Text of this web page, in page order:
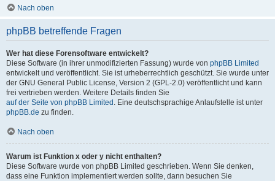
Nach oben
phpBB betreffende Fragen
Wer hat diese Forensoftware entwickelt?
Diese Software (in ihrer unmodifizierten Fassung) wurde von phpBB Limited
entwickelt und veröffentlicht. Sie ist urheberrechtlich geschützt. Sie wurde unter
der GNU General Public License, Version 2 (GPL-2.0) veröffentlicht und kann
frei vertrieben werden. Weitere Details finden Sie
auf der Seite von phpBB Limited . Eine deutschsprachige Anlaufstelle ist unter
phpBB.de zu finden.
Nach oben
Warum ist Funktion x oder y nicht enthalten?
Diese Software wurde von phpBB Limited geschrieben. Wenn Sie denken,
dass eine Funktion implementiert werden sollte, dann besuchen Sie